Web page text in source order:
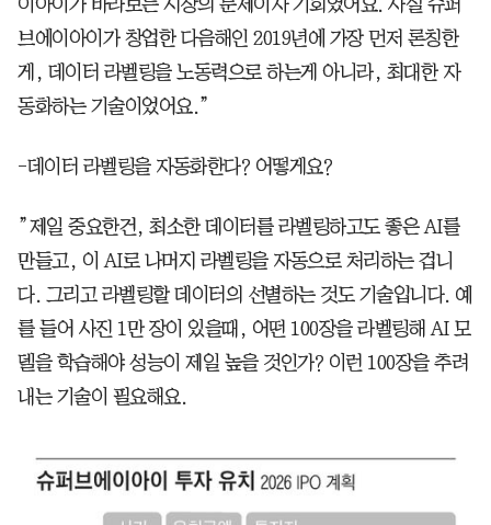
이아이가 바라보는 시장의 문제이자 기회였어요. 사실 슈퍼
브에이아이가 창업한 다음해인 2019년에 가장 먼저 론칭한
게, 데이터 라벨링을 노동력으로 하는게 아니라, 최대한 자
동화하는 기술이었어요.”
-데이터 라벨링을 자동화한다? 어떻게요?
”제일 중요한건, 최소한 데이터를 라벨링하고도 좋은 AI를
만들고, 이 AI로 나머지 라벨링을 자동으로 처리하는 겁니
다. 그리고 라벨링할 데이터의 선별하는 것도 기술입니다. 예
를 들어 사진 1만 장이 있을때, 어떤 100장을 라벨링해 AI 모
델을 학습해야 성능이 제일 높을 것인가? 이런 100장을 추려
내는 기술이 필요해요.